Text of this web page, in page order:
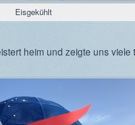
Eisgekühlt
heim und zeigte uns viele